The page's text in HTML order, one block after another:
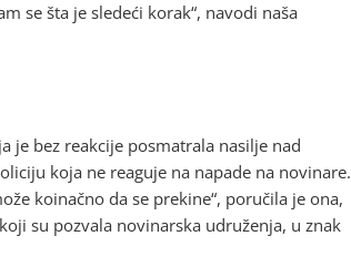
se šta je sledeći korak“, navodi naša
je bez reakcije posmatrala nasilje nad
koja ne reaguje na napade na novinare.
koinačno da se prekine“, poručila je ona,
su pozvala novinarska udruženja, u znak